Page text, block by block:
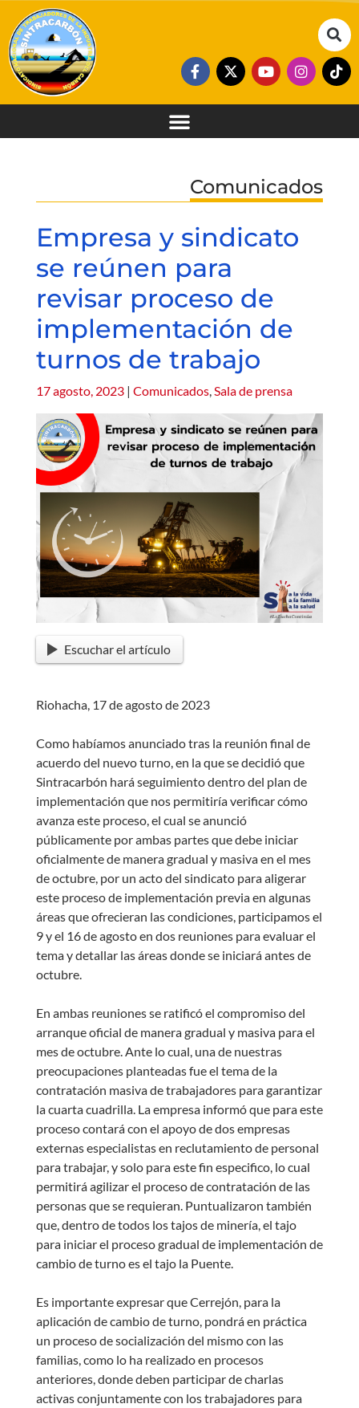
Comunicados
Empresa y sindicato
se reúnen para
revisar proceso de
implementación de
turnos de trabajo
17 agosto, 2023 | Comunicados,Sala de prensa
Escuchar el artículo
Riohacha, 17 de agosto de 2023
Como habíamos anunciado tras la reunión final de
acuerdo del nuevo turno, en la que se decidió que
Sintracarbón hará seguimiento dentro del plan de
implementación que nos permitiría verificar cómo
avanza este proceso, el cual se anunció
públicamente por ambas partes que debe iniciar
oficialmente de manera gradual y masiva en el mes
de octubre, por un acto del sindicato para aligerar
este proceso de implementación previa en algunas
áreas que ofrecieran las condiciones, participamos el
9 y el 16 de agosto en dos reuniones para evaluar el
tema y detallar las áreas donde se iniciará antes de
octubre.
En ambas reuniones se ratificó el compromiso del
arranque oficial de manera gradual y masiva para el
mes de octubre. Ante lo cual, una de nuestras
preocupaciones planteadas fue el tema de la
contratación masiva de trabajadores para garantizar
la cuarta cuadrilla. La empresa informó que para este
proceso contará con el apoyo de dos empresas
externas especialistas en reclutamiento de personal
para trabajar, y solo para este fin especifico, lo cual
permitirá agilizar el proceso de contratación de las
personas que se requieran. Puntualizaron también
que, dentro de todos los tajos de minería, el tajo
para iniciar el proceso gradual de implementación de
cambio de turno es el tajo la Puente.
Es importante expresar que Cerrejón, para la
aplicación de cambio de turno, pondrá en práctica
un proceso de socialización del mismo con las
familias, como lo ha realizado en procesos
anteriores, donde deben participar de charlas
activas conjuntamente con los trabajadores para